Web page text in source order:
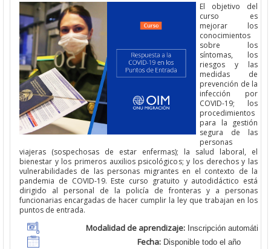
El objetivo del
curso es
mejorar los
conocimientos
sobre los
síntomas, los
riesgos y las
medidas de
prevención de la
infección por
COVID-19; los
procedimientos
para la gestión
segura de las
personas
viajeras (sospechosas de estar enfermas); la salud laboral, el
bienestar y los primeros auxilios psicológicos; y los derechos y las
vulnerabilidades de las personas migrantes en el contexto de la
pandemia de COVID-19. Este curso gratuito y autodidáctico está
dirigido al personal de la policía de fronteras y a personas
funcionarias encargadas de hacer cumplir la ley que trabajan en los
puntos de entrada.
Modalidad de aprendizaje:Inscripción automática
Fecha: Disponible todo el año